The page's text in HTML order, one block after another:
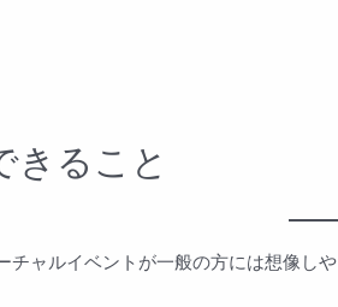
きること
チャルイベントが一般の方には想像しや